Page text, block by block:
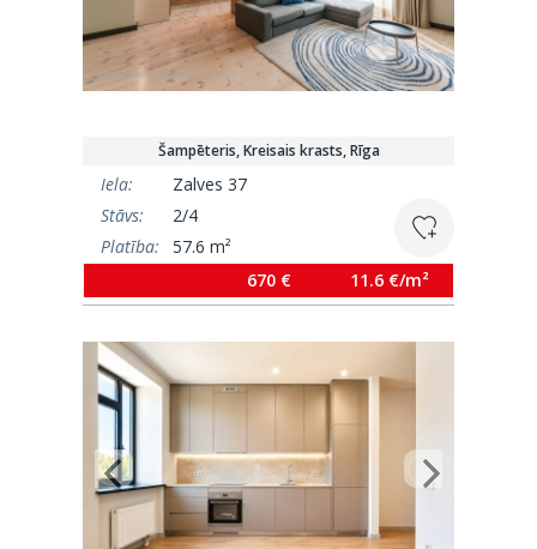
Šampēteris, Kreisais krasts, Rīga
Iela:
Zalves 37
Stāvs:
2/4
Platība:
57.6 m²
670 €
11.6 €/m²